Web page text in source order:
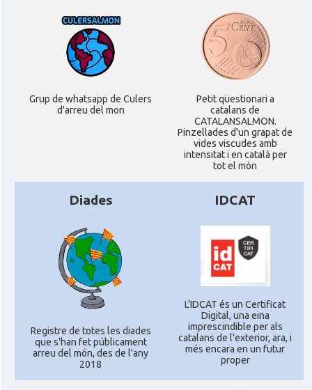
Grup de whatsapp de Culers
d'arreu del mon
Petit qüestionari a
catalans de
CATALANSALMON.
Pinzellades d'un grapat de
vides viscudes amb
intensitat i en català per
tot el món
Diades
Registre de totes les diades
que s'han fet públicament
arreu del món, des de l'any
2018
IDCAT
L'IDCAT és un Certificat
Digital, una eina
imprescindible per als
catalans de l'exterior, ara, i
més encara en un futur
proper